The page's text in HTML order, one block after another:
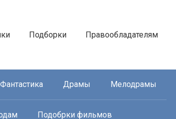
Подборки Правообладателям
Фантастика Драмы Мелодрамы
Подобрки фильмов